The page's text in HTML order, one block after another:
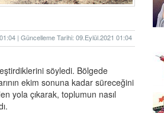
| Güncelleme Tarihi: 09.Eylül.2021 01:04
söyledi. Bölgede
ekim sonuna kadar süreceğini
yola çıkarak, toplumun nasıl